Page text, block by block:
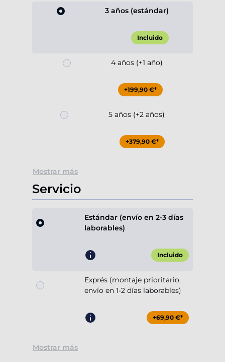
3 años (estándar)
Incluido
4 años (+1 año)
+199,90 €*
5 años (+2 años)
+379,90 €*
Mostrar más
Servicio
Estándar (envío en 2-3 días
laborables)
Incluido
Exprés (montaje prioritario,
envío en 1-2 días laborables)
+69,90 €*
Mostrar más